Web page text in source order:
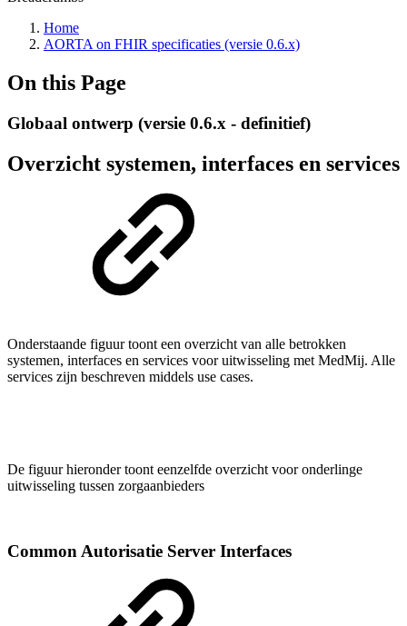
Home
AORTA on FHIR specificaties (versie 0.6.x)
On this Page
Globaal ontwerp (versie 0.6.x - definitief)
Overzicht systemen, interfaces en services
Onderstaande figuur toont een overzicht van alle betrokken
systemen, interfaces en services voor uitwisseling met MedMij. Alle
services zijn beschreven middels use cases.
De figuur hieronder toont eenzelfde overzicht voor onderlinge
uitwisseling tussen zorgaanbieders
Common Autorisatie Server Interfaces